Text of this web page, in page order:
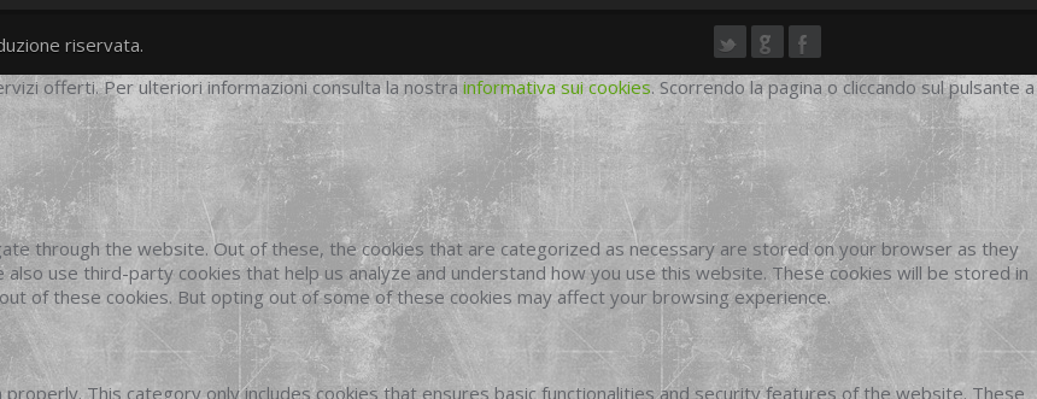
twittergoogleplus
facebook
riservata.
offerti. Per ulteriori informazioni consulta la nostra informativa sui cookies. Scorrendo la pagina o cliccando sul pulsante a
through the website. Out of these, the cookies that are categorized as necessary are stored on your browser as they
use third-party cookies that help us analyze and understand how you use this website. These cookies will be stored in
of these cookies. But opting out of some of these cookies may affect your browsing experience.
This category only includes cookies that ensures basic functionalities and security features of the website. These